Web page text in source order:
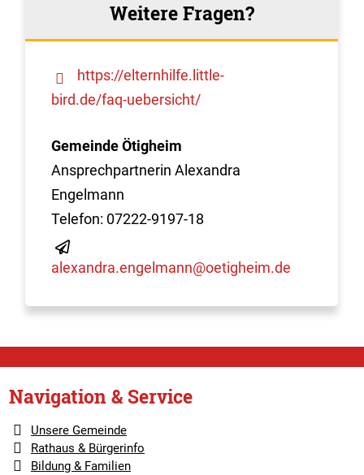
Weitere Fragen?
https://elternhilfe.little-
bird.de/faq-uebersicht/
Gemeinde Ötigheim
Ansprechpartnerin Alexandra
Engelmann
Telefon: 07222-9197-18
alexandra.engelmann@oetigheim.de
Navigation & Service
Unsere Gemeinde
Rathaus & Bürgerinfo
Bildung & Familien